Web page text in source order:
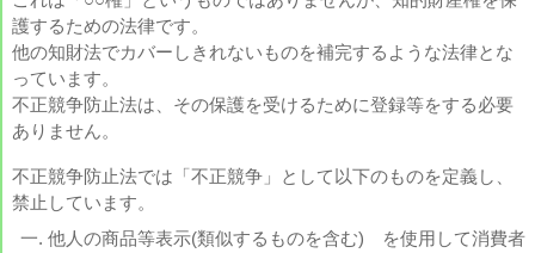
護するための法律です。
他の知財法でカバーしきれないものを補完するような法律とな
っています。
不正競争防止法は、その保護を受けるために登録等をする必要
ありません。
不正競争防止法では「不正競争」として以下のものを定義し、
禁止しています。
他人の商品等表示(類似するものを含む) を使用して消費者